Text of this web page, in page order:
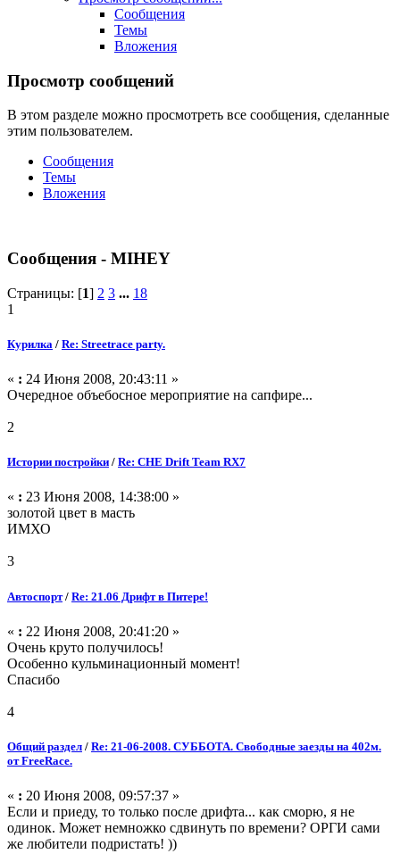
Сообщения
Темы
Вложения
Просмотр сообщений
В этом разделе можно просмотреть все сообщения, сделанные
этим пользователем.
Сообщения
Темы
Вложения
Сообщения - MIHEY
Страницы: [1] 2 3 ... 18
1
Курилка / Re: Streetrace party.
« : 24 Июня 2008, 20:43:11 »
Очередное объебосное мероприятие на сапфире...
2
Истории постройки / Re: CHE Drift Team RX7
« : 23 Июня 2008, 14:38:00 »
золотой цвет в масть
ИМХО
3
Автоспорт/ Re: 21.06 Дрифт в Питере!
« : 22 Июня 2008, 20:41:20 »
Очень круто получилось!
Особенно кульминационный момент!
Спасибо
4
Общий раздел / Re: 21-06-2008. СУББОТА. Свободные заезды на 402м.
от FreeRace.
« : 20 Июня 2008, 09:57:37 »
Если и приеду, то только после дрифта... как сморю, я не
одинок. Может немножко сдвинуть по времени? ОРГИ сами
же любители подристать! ))